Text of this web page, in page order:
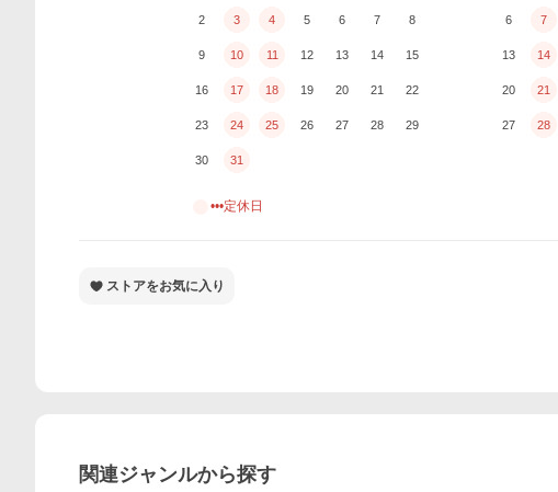
2 3 4 5 6 7 8
9 10 11 12 13 14 15
16 17 18 19 20 21 22
23 24 25 26 27 28 29
30 31
6 7
13 14
20 21
27 28
•••定休日
ストアをお気に入り
関連ジャンルから探す